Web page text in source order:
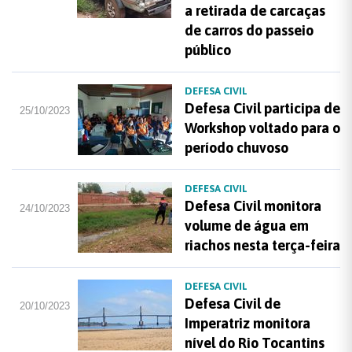
a retirada de carcaças
de carros do passeio
público
25/10/2023
DEFESA CIVIL
Defesa Civil participa de
Workshop voltado para o
período chuvoso
24/10/2023
DEFESA CIVIL
Defesa Civil monitora
volume de água em
riachos nesta terça-feira
20/10/2023
DEFESA CIVIL
Defesa Civil de
Imperatriz monitora
nível do Rio Tocantins